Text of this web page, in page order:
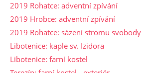
2019 Rohatce: adventní zpívání
2019 Hrobce: adventní zpívání
2019 Rohatce: sázení stromu svobody
Libotenice: kaple sv. Izidora
Libotenice: farní kostel